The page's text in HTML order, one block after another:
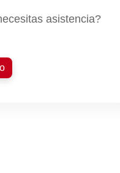
asistencia?